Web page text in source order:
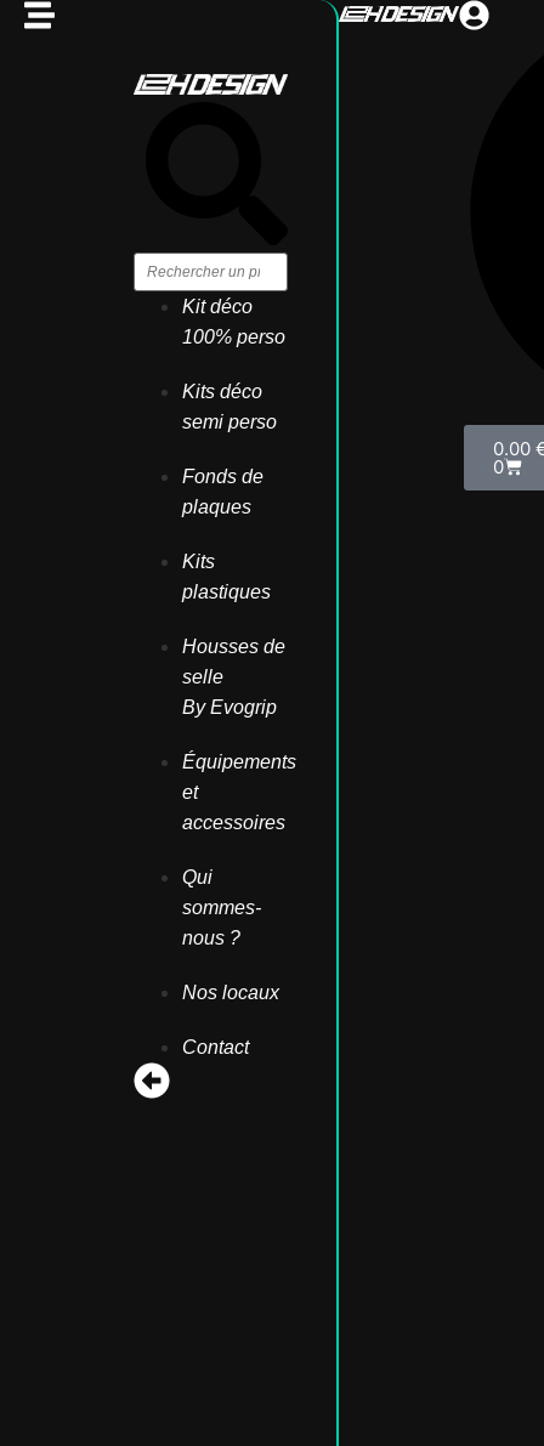
Kit déco
100% perso
Kits déco
semi perso
Fonds de
plaques
Kits
plastiques
Housses de
selle
By Evogrip
Équipements
et
accessoires
Qui
sommes-
nous ?
Nos locaux
Contact
0.00
0